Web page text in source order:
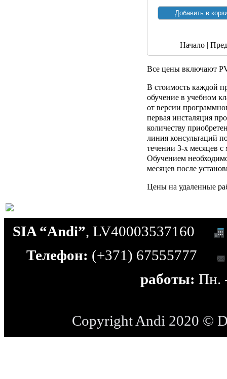
Начало |
Все цены включают
В стоимость каждой
обучение в учебном
от версии
первая инсталяция
количеству
линия консультаций
течении 3-х месяцев
Обучением
месяцев после
Цены на удаленные
SIA “Andi”, LV40003537160
Телефон: (+371) 67555777
работы: Пн.
Copyright Andi 2020 ©